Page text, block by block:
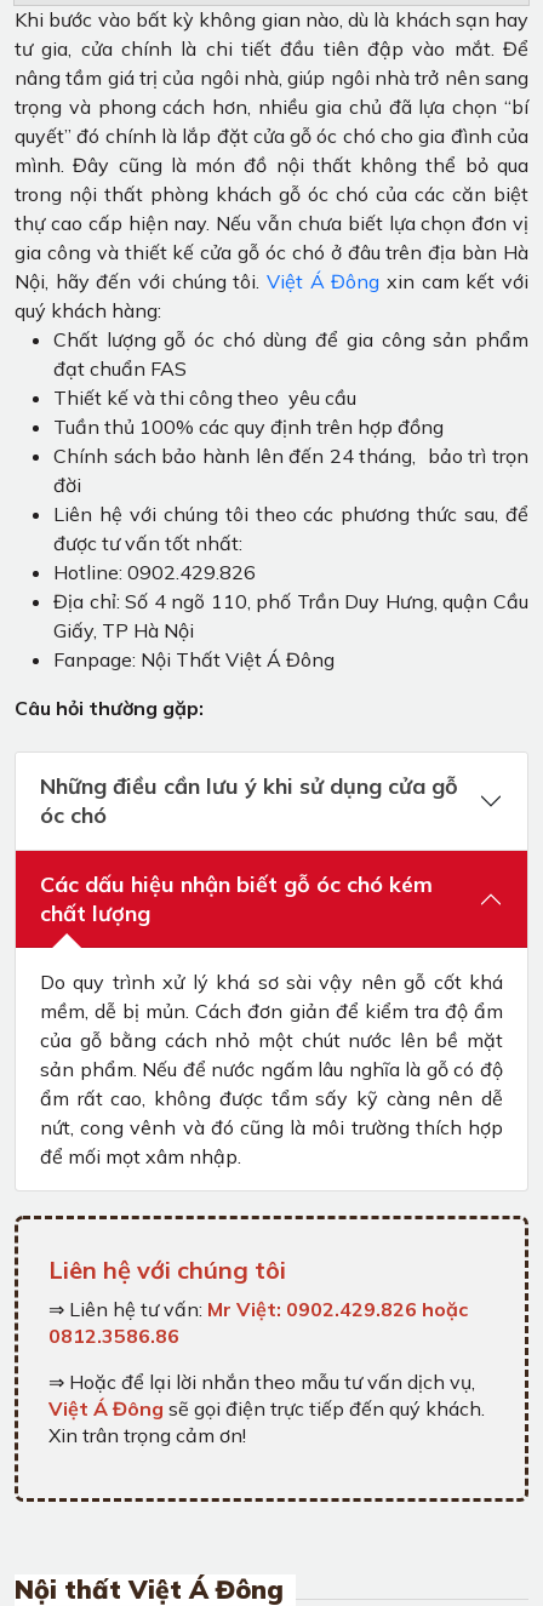
Khi bước vào bất kỳ không gian nào, dù là khách sạn hay
tư gia, cửa chính là chi tiết đầu tiên đập vào mắt. Để
nâng tầm giá trị của ngôi nhà, giúp ngôi nhà trở nên sang
trọng và phong cách hơn, nhiều gia chủ đã lựa chọn “bí
quyết” đó chính là lắp đặt cửa gỗ óc chó cho gia đình của
mình. Đây cũng là món đồ nội thất không thể bỏ qua
trong nội thất phòng khách gỗ óc chó của các căn biệt
thự cao cấp hiện nay. Nếu vẫn chưa biết lựa chọn đơn vị
gia công và thiết kế cửa gỗ óc chó ở đâu trên địa bàn Hà
Nội, hãy đến với chúng tôi. Việt Á Đông xin cam kết với
quý khách hàng:
Chất lượng gỗ óc chó dùng để gia công sản phẩm
đạt chuẩn FAS
Thiết kế và thi công theo yêu cầu
Tuần thủ 100% các quy định trên hợp đồng
Chính sách bảo hành lên đến 24 tháng, bảo trì trọn
đời
Liên hệ với chúng tôi theo các phương thức sau, để
được tư vấn tốt nhất:
Hotline: 0902.429.826
Địa chỉ: Số 4 ngõ 110, phố Trần Duy Hưng, quận Cầu
Giấy, TP Hà Nội
Fanpage: Nội Thất Việt Á Đông
Câu hỏi thường gặp:
Những điều cần lưu ý khi sử dụng cửa gỗ
óc chó
Các dấu hiệu nhận biết gỗ óc chó kém
chất lượng
Do quy trình xử lý khá sơ sài vậy nên gỗ cốt khá
mềm, dễ bị mủn. Cách đơn giản để kiểm tra độ ẩm
của gỗ bằng cách nhỏ một chút nước lên bề mặt
sản phẩm. Nếu để nước ngấm lâu nghĩa là gỗ có độ
ẩm rất cao, không được tẩm sấy kỹ càng nên dễ
nứt, cong vênh và đó cũng là môi trường thích hợp
để mối mọt xâm nhập.
Liên hệ với chúng tôi
⇒ Liên hệ tư vấn: Mr Việt: 0902.429.826 hoặc
0812.3586.86
⇒ Hoặc để lại lời nhắn theo mẫu tư vấn dịch vụ,
Việt Á Đông sẽ gọi điện trực tiếp đến quý khách.
Xin trân trọng cảm ơn!
Nội thất Việt Á Đông